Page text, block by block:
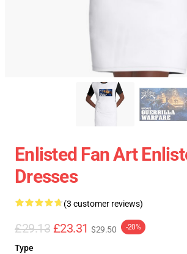
Enlisted Fan Art
Dresses
(3 customer reviews)
£29.13 £23.31 $29.50 -20%
Type